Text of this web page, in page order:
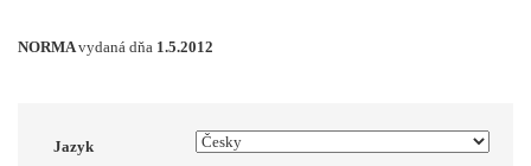
NORMAvydaná dňa 1.5.2012
Jazyk